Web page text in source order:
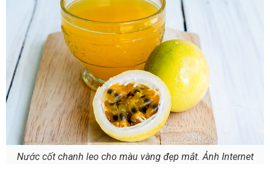
Nước cốt chanh leo cho màu vàng đẹp mắt. Ảnh Internet